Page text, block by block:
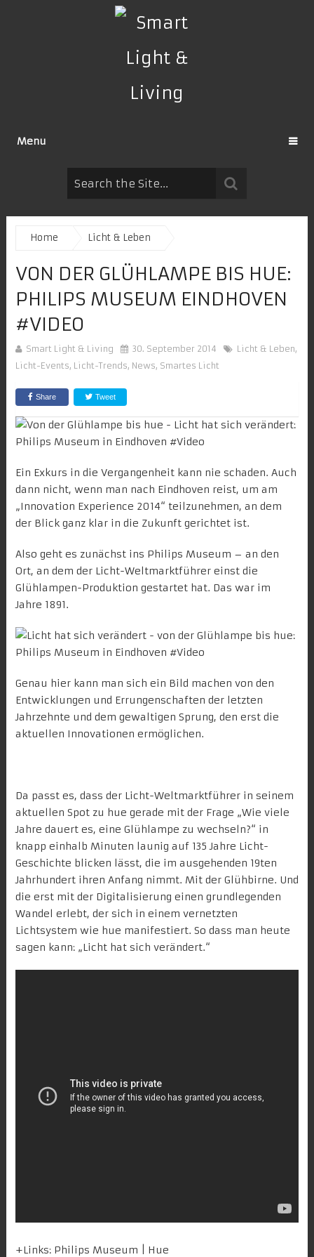
Menu
Home Licht & Leben
VON DER GLÜHLAMPE BIS HUE:
PHILIPS MUSEUM EINDHOVEN
#VIDEO
Smart Light & Living 30. September 2014 Licht & Leben,
Licht-Events, Licht-Trends, News, Smartes Licht
Share Tweet
Ein Exkurs in die Vergangenheit kann nie schaden. Auch
dann nicht, wenn man nach Eindhoven reist, um am
„Innovation Experience 2014“ teilzunehmen, an dem
der Blick ganz klar in die Zukunft gerichtet ist.
Also geht es zunächst ins Philips Museum – an den
Ort, an dem der Licht-Weltmarktführer einst die
Glühlampen-Produktion gestartet hat. Das war im
Jahre 1891.
Genau hier kann man sich ein Bild machen von den
Entwicklungen und Errungenschaften der letzten
Jahrzehnte und dem gewaltigen Sprung, den erst die
aktuellen Innovationen ermöglichen.
Da passt es, dass der Licht-Weltmarktführer in seinem
aktuellen Spot zu hue gerade mit der Frage „Wie viele
Jahre dauert es, eine Glühlampe zu wechseln?“ in
knapp einhalb Minuten launig auf 135 Jahre Licht-
Geschichte blicken lässt, die im ausgehenden 19ten
Jahrhundert ihren Anfang nimmt. Mit der Glühbirne. Und
die erst mit der Digitalisierung einen grundlegenden
Wandel erlebt, der sich in einem vernetzten
Lichtsystem wie hue manifestiert. So dass man heute
sagen kann: „Licht hat sich verändert.“
+Links: Philips Museum Hue